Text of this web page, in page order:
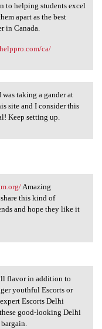
to helping students excel
apart as the best
in Canada.
ca/
I was
taking a gander at
site and I consider this
Keep setting up.
Amazing
this kind of
and hope they like it
in all
flavor in addition to
youthful Escorts or
Escorts Delhi
good-looking Delhi